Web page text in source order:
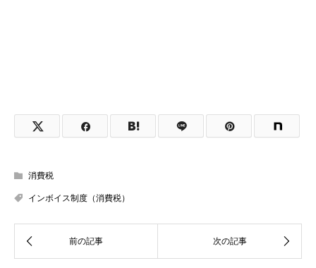
消費税
インボイス制度（消費税）